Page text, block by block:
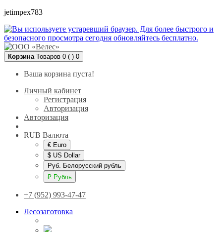
jetimpex783
Корзина Товаров 0 ( ) 0
Ваша корзина пуста!
Личный кабинет
Регистрация
Авторизация
Авторизация
RUB Валюта
€ Euro
$ US Dollar
Руб. Белорусский рубль
₽ Рубль
+7 (952) 993-47-47
Лесозаготовка